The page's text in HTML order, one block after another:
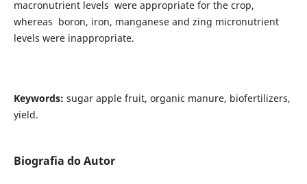
macronutrient levels were appropriate for the crop,
whereas boron, iron, manganese and zing micronutrient
levels were inappropriate.
Keywords: sugar apple fruit, organic manure, biofertilizers,
yield.
Biografia do Autor